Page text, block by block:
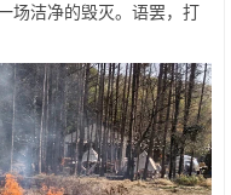
场洁净的毁灭。语罢，打